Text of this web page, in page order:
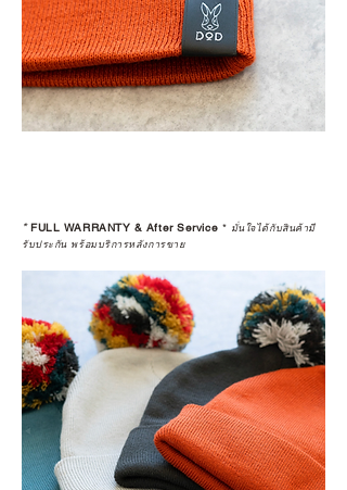
*FULL WARRANTY & After Service * มั่นใจได้กับสินค้ามี
รับประกัน พร้อมบริการหลังการขาย